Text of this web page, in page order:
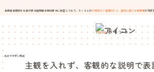
当探偵事務所は札幌弁護士協同組合特約店会に加盟しており、たくさんの弁護士のご指導のもと、裁判に勝てる報告書の作成
Point ポイント
わかりやすい形式
主観を入れず、客観的な説明で